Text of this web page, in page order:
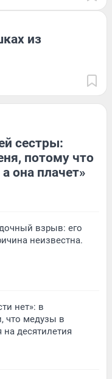
из
сестры:
потому что
она плачет»
взрыв: его
неизвестна.
нет»: в
что медузы в
десятилетия